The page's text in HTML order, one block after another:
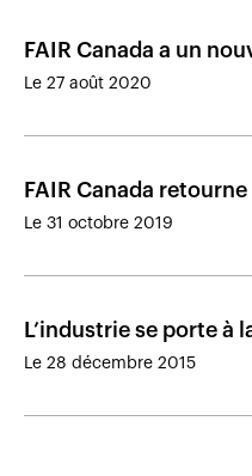
FAIR Canada a un
directeur général
Le 27 août 2020
FAIR Canada retourne
fonds de dotation à la
Le 31 octobre 2019
L’industrie se porte à
défense des
Le 28 décembre 2015